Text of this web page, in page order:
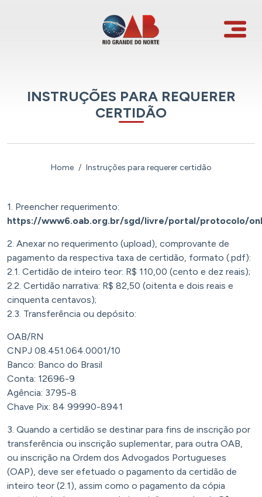
INSTRUÇÕES PARA REQUERER
CERTIDÃO
Home Instruções para requerer certidão
1. Preencher requerimento:
https://www6.oab.org.br/sgd/livre/portal/protocolo/
2. Anexar no requerimento (upload), comprovante de
pagamento da respectiva taxa de certidão, formato (.pdf):
2.1. Certidão de inteiro teor: R$ 110,00 (cento e dez reais);
2.2. Certidão narrativa: R$ 82,50 (oitenta e dois reais e
cinquenta centavos);
2.3. Transferência ou depósito:
OAB/RN
CNPJ 08.451.064.0001/10
Banco: Banco do Brasil
Conta: 12696-9
Agência: 3795-8
Chave Pix: 84 99990-8941
3. Quando a certidão se destinar para fins de inscrição por
transferência ou inscrição suplementar, para outra OAB,
ou inscrição na Ordem dos Advogados Portugueses
(OAP), deve ser efetuado o pagamento da certidão de
inteiro teor (2.1), assim como o pagamento da cópia